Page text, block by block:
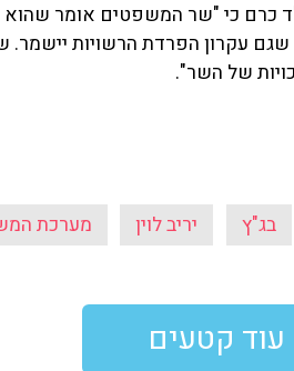
כרם כי "שר המשפטים אומר שהוא
שגם עקרון הפרדת הרשויות
של השר".
בג"ץ יריב לוין מערכת
עוד קטעים